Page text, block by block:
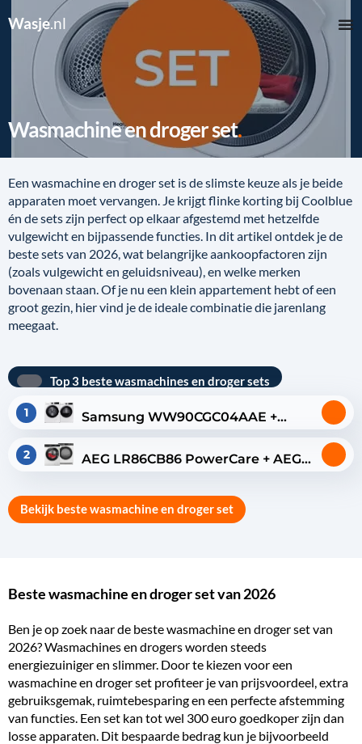
Wasje.nl
Wasmachine en droger set
Een wasmachine en droger set is de slimste keuze als je beide
apparaten moet vervangen. Je krijgt flinke korting bij Coolblue
én de sets zijn perfect op elkaar afgestemd met hetzelfde
vulgewicht en bijpassende functies. In dit artikel ontdek je de
beste sets van 2026, wat belangrijke aankoopfactoren zijn
(zoals vulgewicht en geluidsniveau), en welke merken
bovenaan staan. Of je nu een klein appartement hebt of een
groot gezin, hier vind je de ideale combinatie die jarenlang
meegaat.
Top 3 beste wasmachines en droger sets
1
Samsung WW90CGC04AAE +
Samsung DV90DG52A0AEEN
2
AEG LR86CB86 PowerCare + AEG
Bekijk beste wasmachine en droger set
Beste wasmachine en droger set van 2026
Ben je op zoek naar de beste wasmachine en droger set van
2026? Wasmachines en drogers worden steeds
energiezuinigeren slimmer. Door te kiezen voor een
wasmachine en droger set profiteer je van prijsvoordeel, extra
gebruiksgemak, ruimtebesparing en een perfecte afstemming
van functies. Een set kan tot wel 300 eurogoedkoperzijn dan
losse apparaten. Dit bespaarde bedrag kun je bijvoorbeeld